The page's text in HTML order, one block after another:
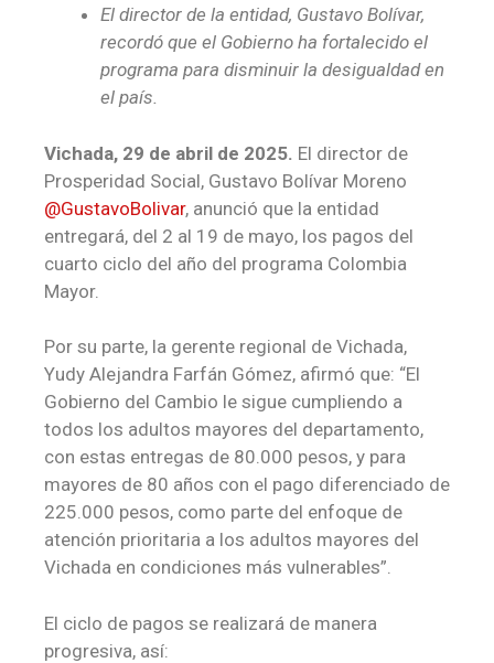
El director de la entidad, Gustavo Bolívar,
recordó que el Gobierno ha fortalecido el
programa para disminuir la desigualdad en
el país.
Vichada, 29 de abril de 2025. El director de
Prosperidad Social, Gustavo Bolívar Moreno
@GustavoBolivar, anunció que la entidad
entregará, del 2 al 19 de mayo, los pagos del
cuarto ciclo del año del programa Colombia
Mayor.
Por su parte, la gerente regional de Vichada,
Yudy Alejandra Farfán Gómez, afirmó que: “El
Gobierno del Cambio le sigue cumpliendo a
todos los adultos mayores del departamento,
con estas entregas de 80.000 pesos, y para
mayores de 80 años con el pago diferenciado de
225.000 pesos, como parte del enfoque de
atención prioritaria a los adultos mayores del
Vichada en condiciones más vulnerables”.
El ciclo de pagos se realizará de manera
progresiva, así: